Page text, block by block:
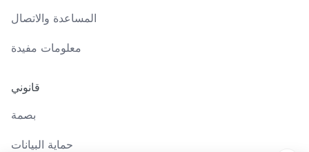
المساعدة والاتصال
معلومات مفيدة
قانوني
بصمة
حماية البيانات